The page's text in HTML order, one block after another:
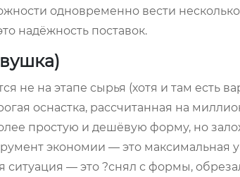
одновременно вести несколько
надёжность поставок.
не на этапе сырья (хотя и там есть
оснастка, рассчитанная на
простую и дешёвую форму, но
экономии — это максимальная
— это ?снял с формы,